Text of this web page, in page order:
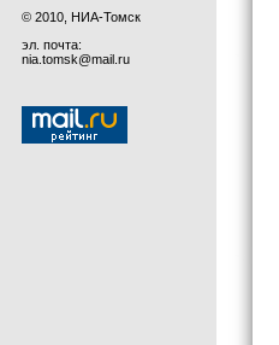
© 2010, НИА-Томск
эл. почта:
nia.tomsk@mail.ru